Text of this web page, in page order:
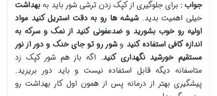
جواب : برای جلوگیری از کپک زدن ترشی شور باید به بهداشت
خیلی اهمیت بدید.شیشه ها رو به دقت استریل کنید مواد
اولیه رو خوب بشورید و ضدعفونی کنید از نمک و سرکه به
اندازه کافی استفاده کنید وشور رو تو جای خنک و دور از نور
مستقیم خورشید نگهداری کنید. اگه باز هم شور کپک زد
متاسفانه دیگه قابل استفاده نیست و باید دور بریزید.
پیشگیری بهتر از درمانه پس از همون اول کار بهداشت رو